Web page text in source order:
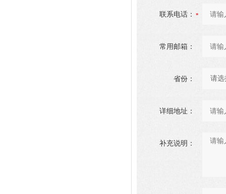
联系电话：
常用邮箱：
省份：
详细地址：
补充说明：